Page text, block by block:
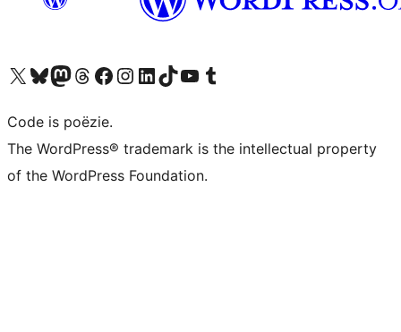
Bezoek ons X (voorheen Twitter) account
Bezoek ons Bluesky account
Bezoek ons Mastodon account
Bezoek ons Threads account
Onze Facebook pagina bezoeken
Bezoek ons Instagram account
Bezoek ons LinkedIn account
Bezoek ons TikTok account
Bezoek ons YouTube kanaalBezoek ons Tumblr account
Code is poëzie.
The WordPress® trademark is the intellectual property
of the WordPress Foundation.